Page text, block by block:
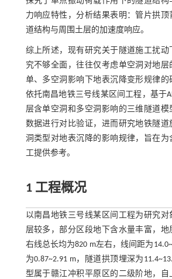
力响应特性，分析结果表明：管片拱顶
道结构与周围土层的加速度响应。
综上所述，现有研究关于隧道施工扰动
究不够全面，往往仅考虑单空洞对地层
单、多空洞影响下地表沉降变形规律的
依托南昌地铁三号线某区间工程，基于
层含单空洞和多空洞影响的三维隧道模
数据进行对比验证，进而研究地铁隧道
洞类型对地表沉降的影响规律，旨在为
工提供参考。
1 工程概况
以南昌地铁三号线某区间工程为研究对
层较多，部分区段地下含水量丰富，地
右线总长均为820 m左右，线间距为
为0.87~2.91 m，隧道拱顶埋深为
型属于赣江冲积平原区的二级阶地，自